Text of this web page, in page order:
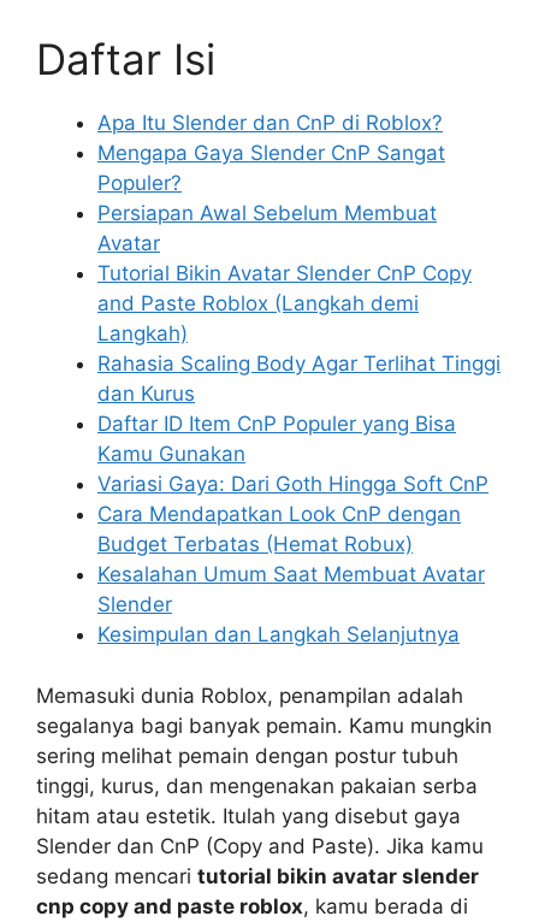
Daftar Isi
Apa Itu Slender dan CnP di Roblox?
Mengapa Gaya Slender CnP Sangat
Populer?
Persiapan Awal Sebelum Membuat
Avatar
Tutorial Bikin Avatar Slender CnP Copy
and Paste Roblox (Langkah demi
Langkah)
Rahasia Scaling Body Agar Terlihat Tinggi
dan Kurus
Daftar ID Item CnP Populer yang Bisa
Kamu Gunakan
Variasi Gaya: Dari Goth Hingga Soft CnP
Cara Mendapatkan Look CnP dengan
Budget Terbatas (Hemat Robux)
Kesalahan Umum Saat Membuat Avatar
Slender
Kesimpulan dan Langkah Selanjutnya
Memasuki dunia Roblox, penampilan adalah
segalanya bagi banyak pemain. Kamu mungkin
sering melihat pemain dengan postur tubuh
tinggi, kurus, dan mengenakan pakaian serba
hitam atau estetik. Itulah yang disebut gaya
Slender dan CnP (Copy and Paste). Jika kamu
sedang mencari tutorial bikin avatar slender
cnp copy and paste roblox, kamu berada di